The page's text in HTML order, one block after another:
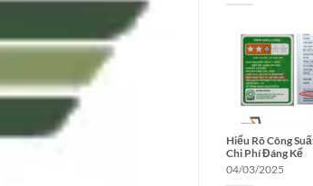
Hiểu Rõ Công
Chi Phí Đáng Kể
04/03/2025